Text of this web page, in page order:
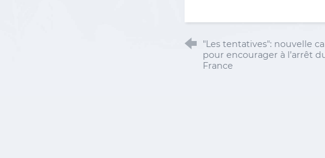
"Les tentatives": nouvelle
pour encourager à l’arrêt
France